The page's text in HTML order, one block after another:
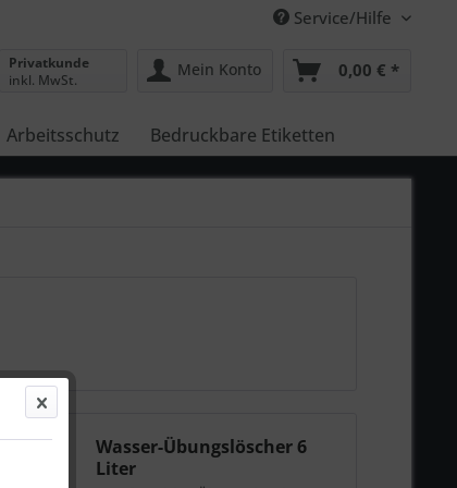
Service/Hilfe
Privatkunde
inkl. MwSt.
Mein Konto 0,00 € *
Arbeitsschutz Bedruckbare Etiketten
Wasser-Übungslöscher 6
Liter